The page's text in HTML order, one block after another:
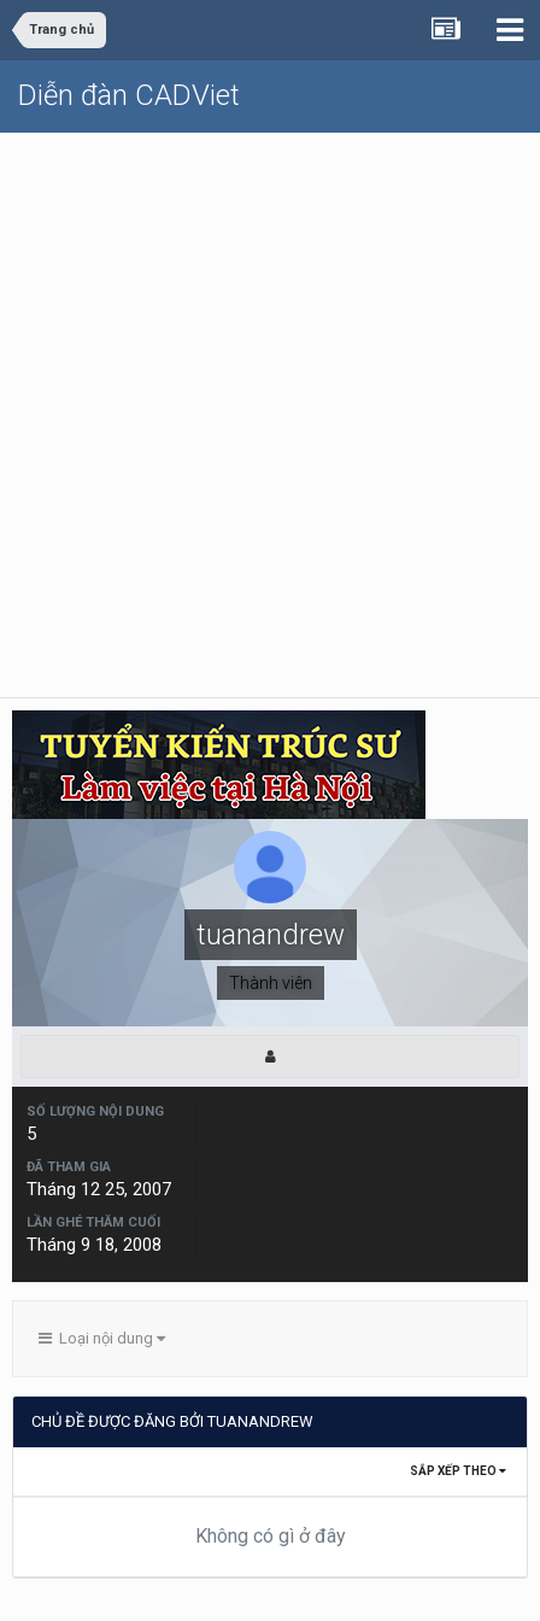
Trang chủ
Diễn đàn CADViet
tuanandrew
Thành viên
SỐ LƯỢNG NỘI DUNG
5
ĐÃ THAM GIA
Tháng 12 25, 2007
LẦN GHÉ THĂM CUỐI
Tháng 9 18, 2008
Loại nội dung
CHỦ ĐỀ ĐƯỢC ĐĂNG BỞI TUANANDREW
SẮP XẾP THEO
Không có gì ở đây